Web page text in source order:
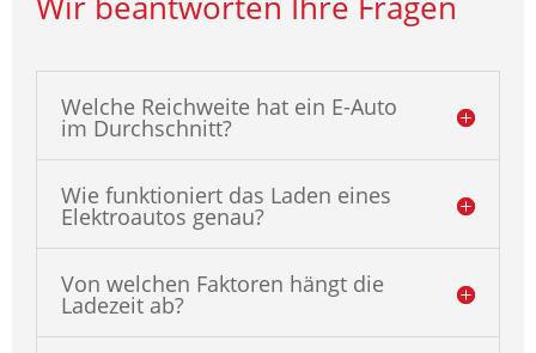
Welche Reichweite hat ein E-Auto
im Durchschnitt?
Wie funktioniert das Laden eines
Elektroautos genau?
Von welchen Faktoren hängt die
Ladezeit ab?